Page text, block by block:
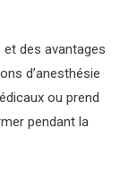
des avantages
d’anesthésie
ou prend
pendant la